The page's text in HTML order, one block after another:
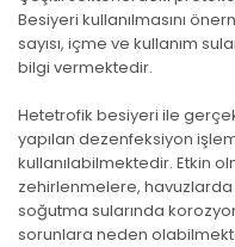
Besiyeri kullanılmasını
sayısı, içme ve kullanım
bilgi vermektedir.
Hetetrofik besiyeri ile
yapılan dezenfeksiyon
kullanılabilmektedir. Etkin
zehirlenmelere,
soğutma sularında
sorunlara neden